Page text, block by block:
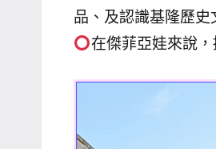
品、及認識基隆歷史
在傑菲亞娃來說